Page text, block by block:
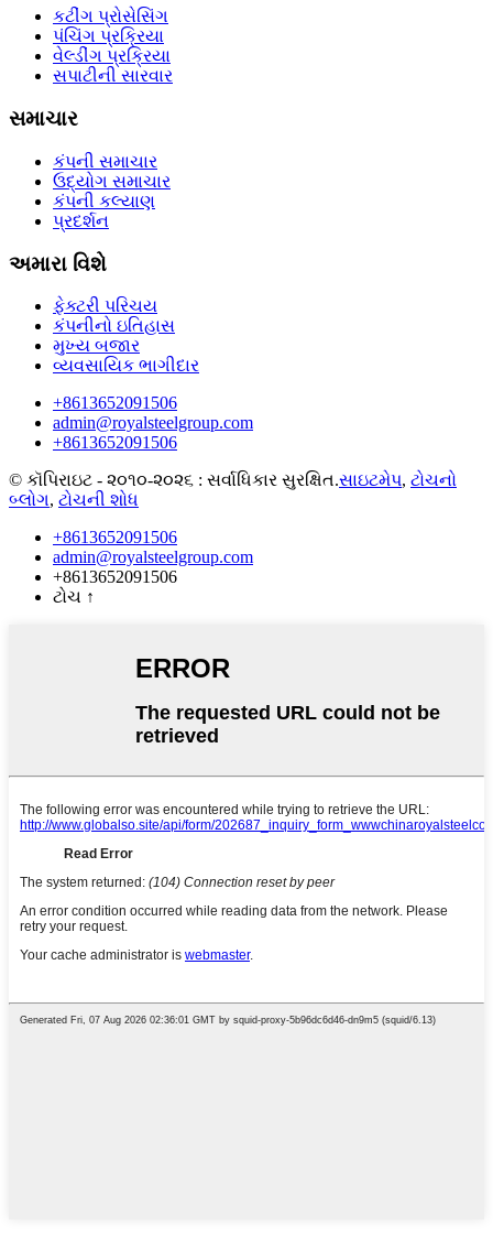
કટીંગ પ્રોસેસિંગ
પંચિંગ પ્રક્રિયા
વેલ્ડીંગ પ્રક્રિયા
સપાટીની સારવાર
સમાચાર
કંપની સમાચાર
ઉદ્યોગ સમાચાર
કંપની કલ્યાણ
પ્રદર્શન
અમારા વિશે
ફેક્ટરી પરિચય
કંપનીનો ઇતિહાસ
મુખ્ય બજાર
વ્યવસાયિક ભાગીદાર
+8613652091506
admin@royalsteelgroup.com
+8613652091506
© કૉપિરાઇટ - ૨૦૧૦-૨૦૨૬ : સર્વાધિકાર સુરક્ષિત.સાઇટમેપ, ટોચનો
બ્લોગ, ટોચની શોધ
+8613652091506
admin@royalsteelgroup.com
+8613652091506
ટોચ ↑